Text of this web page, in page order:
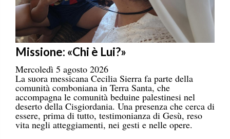
Missione: «Chi è Lui?»
Mercoledì 5 agosto 2026
La suora messicana Cecilia Sierra fa parte della
comunità comboniana in Terra Santa, che
accompagna le comunità beduine palestinesi nel
deserto della Cisgiordania. Una presenza che cerca di
essere, prima di tutto, testimonianza di Gesù, reso
vita negli atteggiamenti, nei gesti e nelle opere.